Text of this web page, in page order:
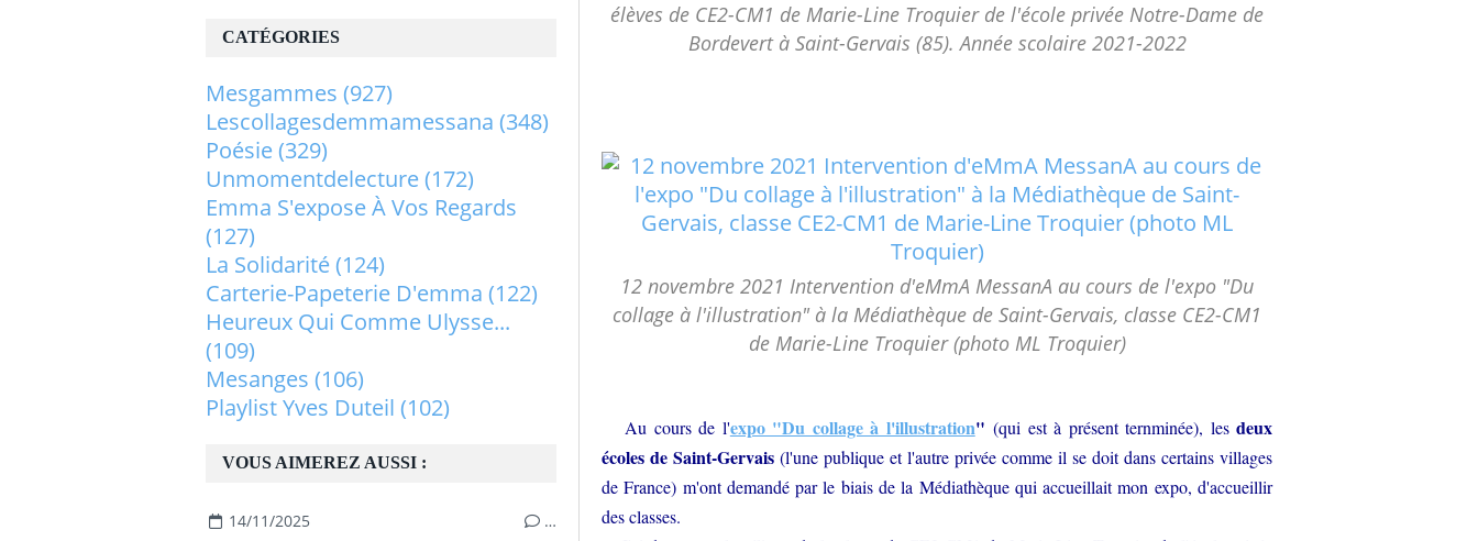
élèves de CE2-CM1 de Marie-Line Troquier de l'école privée Notre-Dame de
Bordevert à Saint-Gervais (85). Année scolaire 2021-2022
12 novembre 2021 Intervention d'eMmA MessanA au cours de l'expo "Du
collage à l'illustration" à la Médiathèque de Saint-Gervais, classe CE2-CM1
de Marie-Line Troquier (photo ML Troquier)
Au cours de l'expo "Du collage à l'illustration"(qui est à présent ternminée), lesdeux
écoles de Saint-Gervais (l'une publique et l'autre privée comme il se doit dans certains villages
de France) m'ont demandé par le biais de la Médiathèque qui accueillait mon expo, d'accueillir
des classes.
VOUS AIMEREZ AUSSI :
14/11/2025 …
CATÉGORIES
Mesgammes (927)
Lescollagesdemmamessana (348)
Poésie(329)
Unmomentdelecture(172)
Emma S'expose À Vos Regards
(127)
La Solidarité(124)
Carterie-Papeterie D'emma (122)
Heureux Qui Comme Ulysse...
(109)
Mesanges (106)
Playlist Yves Duteil (102)